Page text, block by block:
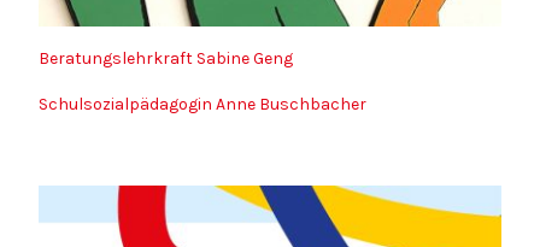
Beratungslehrkraft Sabine Geng
Schulsozialpädagogin Anne Buschbacher